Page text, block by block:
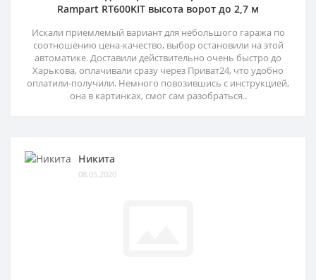
Rampart RT600KIT высота ворот до 2,7 м
Искали приемлемый вариант для небольшого гаража по
соотношению цена-качество, выбор остановили на этой
автоматике. Доставили действительно очень быстро до
Харькова, оплачивали сразу через Приват24, что удобно
оплатили-получили. Немного повозившись с инструкцией,
она в картинках, смог сам разобраться..
Никита
08.05.2020